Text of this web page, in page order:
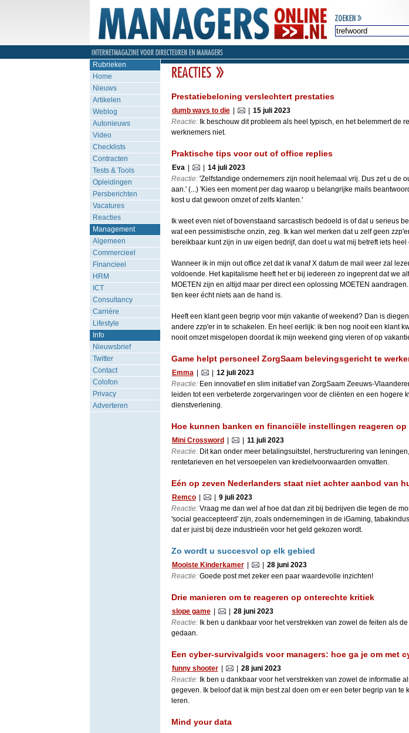
Rubrieken
Home
Nieuws
Artikelen
Weblog
Autonieuws
Video
Checklists
Contracten
Tests & Tools
Opleidingen
Persberichten
Vacatures
Reacties
Management
Algemeen
Commercieel
Financieel
HRM
ICT
Consultancy
Carrière
Lifestyle
Info
Nieuwsbrief
Twitter
Contact
Colofon
Privacy
Adverteren
Prestatiebeloning verslechtert prestaties
dumb ways to die
15 juli 2023
Reactie:Ik beschouw dit probleem als heel typisch, en het belemmert de
werknemers niet.
Praktische tips voor out of office replies
Eva
14 juli 2023
Reactie:'Zelfstandige ondernemers zijn nooit helemaal vrij. Dus zet u de
aan.' (...) 'Kies een moment per dag waarop u belangrijke mails
kost u dat gewoon omzet of zelfs klanten.'
Ik weet even niet of bovenstaand sarcastisch bedoeld is of dat u serieus
wat een pessimistische onzin, zeg. Ik kan wel merken dat u zelf geen
bereikbaar kunt zijn in uw eigen bedrijf, dan doet u wat mij betreft iets heel
Wanneer ik in mijn out office zet dat ik vanaf X datum de mail weer zal
voldoende. Het kapitalisme heeft het er bij iedereen zo ingeprent dat we
MOETEN zijn en altijd maar per direct een oplossing MOETEN
tien keer écht niets aan de hand is.
Heeft een klant geen begrip voor mijn vakantie of weekend? Dan is
andere zzp'er in te schakelen. En heel eerlijk: ik ben nog nooit een klant
nooit omzet misgelopen doordat ik mijn weekend ging vieren of op
Game helpt personeel ZorgSaam belevingsgericht te
Emma
12 juli 2023
Reactie:Een innovatief en slim initiatief van ZorgSaam Zeeuws-
leiden tot een verbeterde zorgervaringen voor de cliënten en een hogere
dienstverlening.
Hoe kunnen banken en financiële instellingen reageren op
Mini Crossword
11 juli 2023
Reactie:Dit kan onder meer betalingsuitstel, herstructurering van
rentetarieven en het versoepelen van kredietvoorwaarden omvatten.
Eén op zeven Nederlanders staat niet achter aanbod van
Remco
9 juli 2023
Reactie:Vraag me dan wel af hoe dat dan zit bij bedrijven die tegen de
'social geaccepteerd' zijn, zoals ondernemingen in de iGaming,
dat er juist bij deze industrieën voor het geld gekozen wordt.
Zo wordt u succesvol op elk gebied
Mooiste Kinderkamer
28 juni 2023
Reactie:Goede post met zeker een paar waardevolle inzichten!
Drie manieren om te reageren op onterechte kritiek
slope game
28 juni 2023
Reactie:Ik ben u dankbaar voor het verstrekken van zowel de feiten als
gedaan.
Een cyber-survivalgids voor managers: hoe ga je om met
funny shooter
28 juni 2023
Reactie:Ik ben u dankbaar voor het verstrekken van zowel de informatie
gegeven. Ik beloof dat ik mijn best zal doen om er een beter begrip van te
leren.
Mind your data